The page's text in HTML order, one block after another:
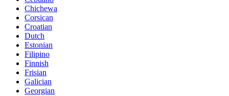
Chichewa
Corsican
Croatian
Dutch
Estonian
Filipino
Finnish
Frisian
Galician
Georgian